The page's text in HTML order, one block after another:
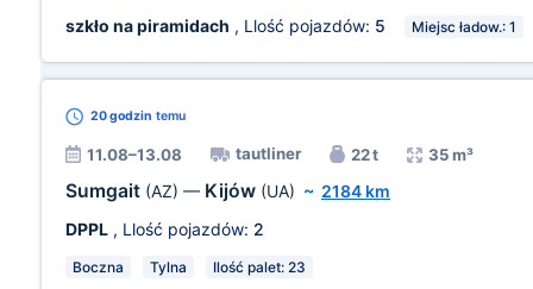
szkło na piramidach , Llość pojazdów: 5 Miejsc ładow.: 1
20 godzin temu
11.08–13.08 tautliner 22 t 35 m³
Sumgait (AZ) — Kijów (UA) ~ 2184 km
DPPL , Llość pojazdów: 2
Boczna Tylna Ilość palet: 23